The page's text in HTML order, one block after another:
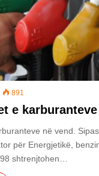
891
e karburanteve
në vend.
për Energjetikë,
shtrenjtohen…